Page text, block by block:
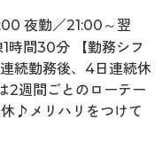
夜勤／21:00～翌
間30分 【勤務シフ
続勤務後、4日連続休
2週間ごとのローテー
♪メリハリをつけて